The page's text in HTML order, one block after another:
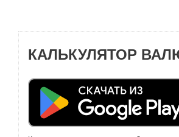
КАЛЬКУЛЯТОР